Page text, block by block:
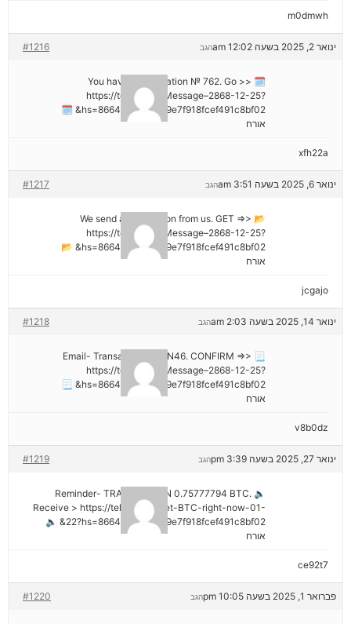
m0dmwh
ינואר 2, 2025 בשעה 12:02 am #1216 הגב
🗓 You have a notification № 762. Go >>
https://telegra.ph/Message–2868-12-25?
hs=8664c520642b9e7f918fcef491c8bf02& 🗓
אורח
xfh22a
ינואר 6, 2025 בשעה 3:51 am #1217 הגב
📂 We send a transaction from us. GET =>>
https://telegra.ph/Message–2868-12-25?
hs=8664c520642b9e7f918fcef491c8bf02& 📂
אורח
jcgajo
ינואר 14, 2025 בשעה 2:03 am #1218 הגב
📃 Email- Transaction NoGN46. CONFIRM =>>
https://telegra.ph/Message–2868-12-25?
hs=8664c520642b9e7f918fcef491c8bf02& 📃
אורח
v8b0dz
ינואר 27, 2025 בשעה 3:39 pm #1219 הגב
🔈 Reminder- TRANSACTION 0.75777794 BTC.
Receive > https://telegra.ph/Get-BTC-right-now-01-
22?hs=8664c520642b9e7f918fcef491c8bf02& 🔈
אורח
ce92t7
פברואר 1, 2025 בשעה 10:05 pm #1220 הגב